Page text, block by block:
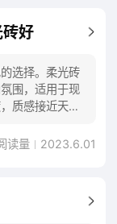
好
选择。柔光砖
围，适用于现
质感接近天然
读量 2023.6.01